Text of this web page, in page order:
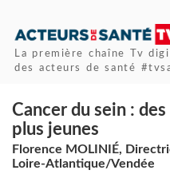
La première chaîne Tv
des acteurs de santé
Cancer du sein :
plus jeunes
Florence MOLINIÉ,
Loire-Atlantique/Vendée